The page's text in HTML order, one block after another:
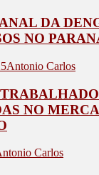
DA
NO
Antonio Carlos
NO
Carlos